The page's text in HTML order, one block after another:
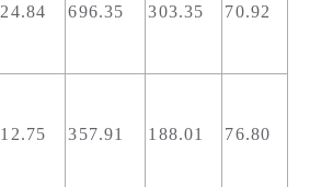
24.84 696.35 303.35 70.92
12.75 357.91 188.01 76.80